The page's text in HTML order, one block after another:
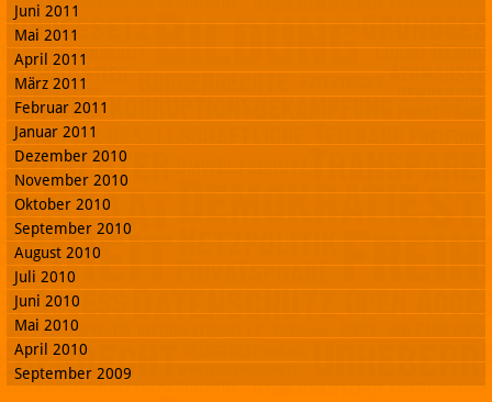
Juni 2011
Mai 2011
April 2011
März 2011
Februar 2011
Januar 2011
Dezember 2010
November 2010
Oktober 2010
September 2010
August 2010
Juli 2010
Juni 2010
Mai 2010
April 2010
September 2009